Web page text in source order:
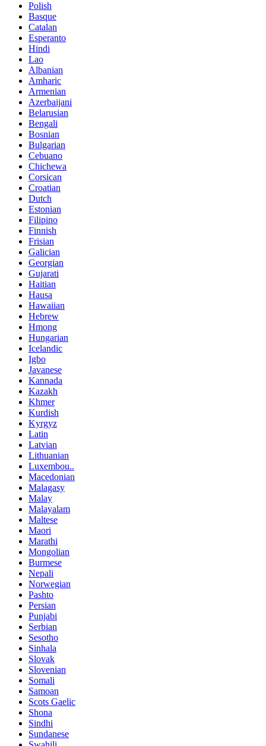
Polish
Basque
Catalan
Esperanto
Hindi
Lao
Albanian
Amharic
Armenian
Azerbaijani
Belarusian
Bengali
Bosnian
Bulgarian
Cebuano
Chichewa
Corsican
Croatian
Dutch
Estonian
Filipino
Finnish
Frisian
Galician
Georgian
Gujarati
Haitian
Hausa
Hawaiian
Hebrew
Hmong
Hungarian
Icelandic
Igbo
Javanese
Kannada
Kazakh
Khmer
Kurdish
Kyrgyz
Latin
Latvian
Lithuanian
Luxembou..
Macedonian
Malagasy
Malay
Malayalam
Maltese
Maori
Marathi
Mongolian
Burmese
Nepali
Norwegian
Pashto
Persian
Punjabi
Serbian
Sesotho
Sinhala
Slovak
Slovenian
Somali
Samoan
Scots Gaelic
Shona
Sindhi
Sundanese